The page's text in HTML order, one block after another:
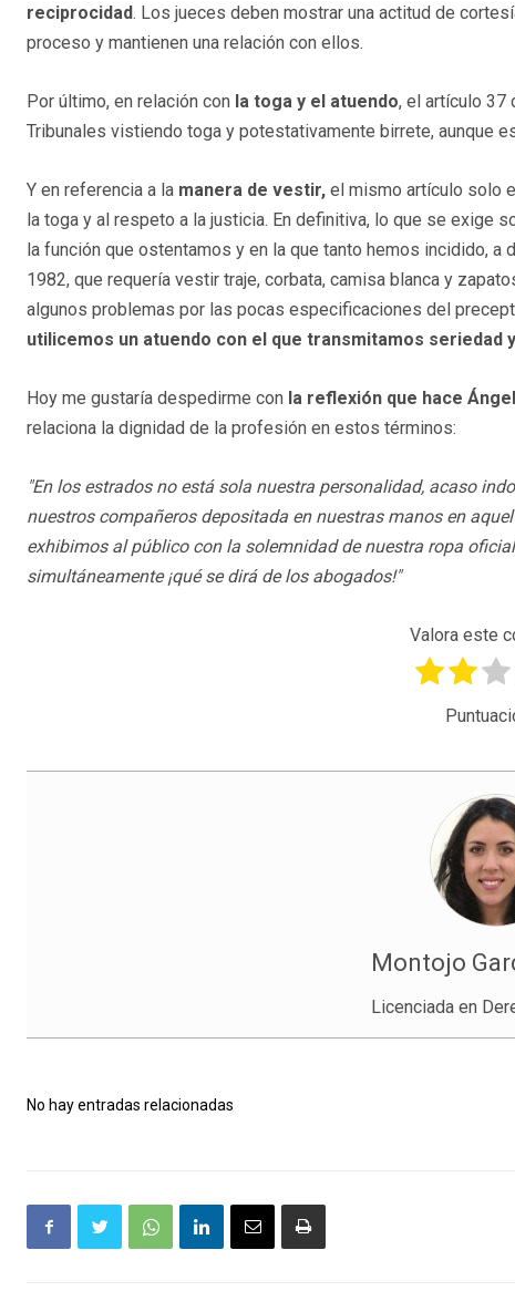
reciprocidad. Los jueces deben mostrar una actitud de
proceso y mantienen una relación con ellos.
Por último, en relación con la toga y el atuendo, el artículo 37
Tribunales vistiendo toga y potestativamente birrete, aunque
Y en referencia a la manera de vestir, el mismo artículo solo
la toga y al respeto a la justicia. En definitiva, lo que se exige
la función que ostentamos y en la que tanto hemos incidido,
1982, que requería vestir traje, corbata, camisa blanca y
algunos problemas por las pocas especificaciones del
utilicemos un atuendo con el que transmitamos seriedad
Hoy me gustaría despedirme con la reflexión que hace
relaciona la dignidad de la profesión en estos términos:
"En los estrados no está sola nuestra personalidad, acaso
nuestros compañeros depositada en nuestras manos en
exhibimos al público con la solemnidad de nuestra ropa
simultáneamente ¡qué se dirá de los abogados!"
Valora este
Montojo
Licenciada en
No hay entradas relacionadas